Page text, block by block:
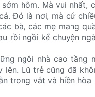
hôm. Mà vui nhất,
Đó là nơi, mà cứ
bà, các mẹ mang
rồi ngồi kể chuyện
ngôi nhà cao tầng
Lũ trẻ cũng đã
trong vắt và hiền hòa